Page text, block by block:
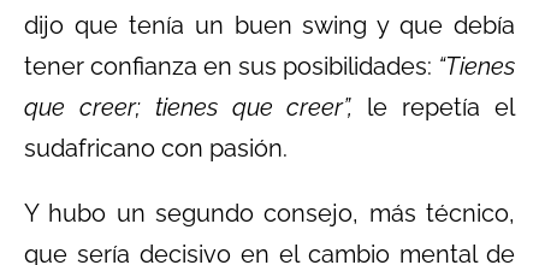
dijo que tenía un buen swing y que debía
tener confianza en sus posibilidades: “Tienes
que creer; tienes que creer”, le repetía el
sudafricano con pasión.
Y hubo un segundo consejo, más técnico,
que sería decisivo en el cambio mental de